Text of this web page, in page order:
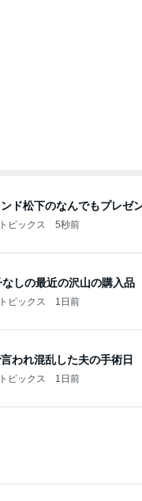
ド松下のなんでもプレゼ
ピックス 5秒前
しの最近の沢山の購入品
ピックス 1日前
われ混乱した夫の手術日
ピックス 1日前